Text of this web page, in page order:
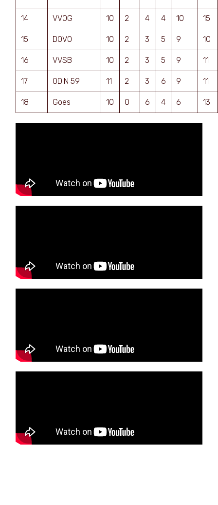
14 VVOG 10 2 4 4 10 15
15 DOVO 10 2 3 5 9 10
16 VVSB 10 2 3 5 9 11
17 ODIN 59 11 2 3 6 9 11
18 Goes 10 0 6 4 6 13